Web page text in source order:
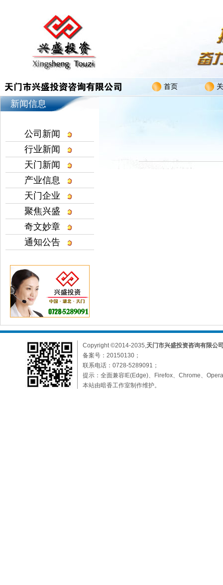
首页
新闻信息
公司新闻
行业新闻
天门新闻
产业信息
天门企业
聚焦兴盛
奇文妙章
通知公告
Copyright ©2014-2035,天门市兴盛投资咨询有限公
备案号： 20150130；
联系电话：0728-5289091；
提示：全面兼容IE(Edge)、Firefox、Chrome、
本站由暗香工作室制作维护。